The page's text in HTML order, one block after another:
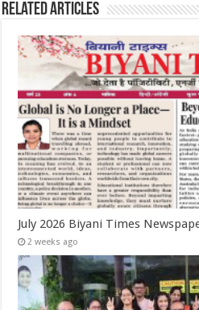
Related Articles
July 2026 Biyani Times
2 weeks ago